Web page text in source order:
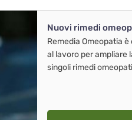
Nuovi rimedi
Remedia Omeopatia
al lavoro per ampliare
singoli rimedi